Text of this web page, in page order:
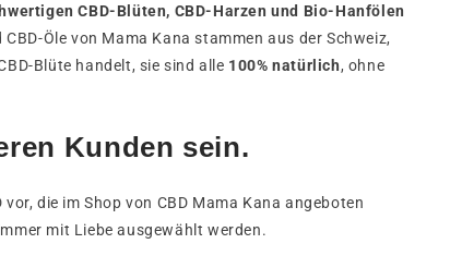
CBD-Blüten, CBD-Harzen und Bio-Hanfölen
Öle von Mama Kana stammen aus der Schweiz,
Blüte handelt, sie sind alle 100% natürlich, ohne
Kunden sein.
die im Shop von CBD Mama Kana angeboten
mit Liebe ausgewählt werden.